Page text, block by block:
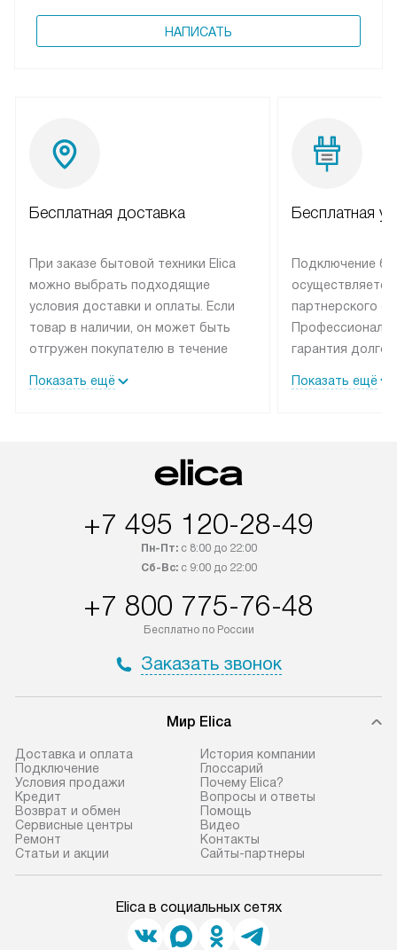
НАПИСАТЬ
Бесплатная доставка
При заказе бытовой техники Elica
можно выбрать подходящие
условия доставки и оплаты. Если
товар в наличии, он может быть
отгружен покупателю в течение
лейблом доставляется бесплатно
Возможна доставка товаров по
Показать ещё
Бесплатная
Подключение
партнерского
гарантия
техника со
Показать ещё
+7 495 120-28-49
Пн-Пт:с 8:00 до 22:00
Сб-Вс:с 9:00 до 22:00
+7 800 775-76-48
Бесплатно по России
Заказать звонок
Мир Elica
Доставка и оплата
Подключение
Условия продажи
Кредит
Возврат и обмен
Сервисные центры
Ремонт
Статьи и акции
История компании
Глоссарий
Почему Elica?
Вопросы и ответы
Помощь
Видео
Контакты
Сайты-партнеры
Elica в социальных сетях